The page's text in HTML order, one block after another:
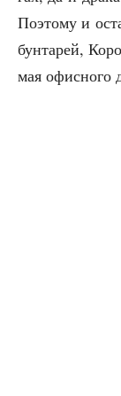
Поэто­му и
бун­та­рей,
мая офис­но­го